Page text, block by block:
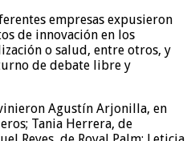
empresas expusieron
de innovación en los
o salud, entre otros, y
de debate libre y
Agustín Arjonilla, en
Tania Herrera, de